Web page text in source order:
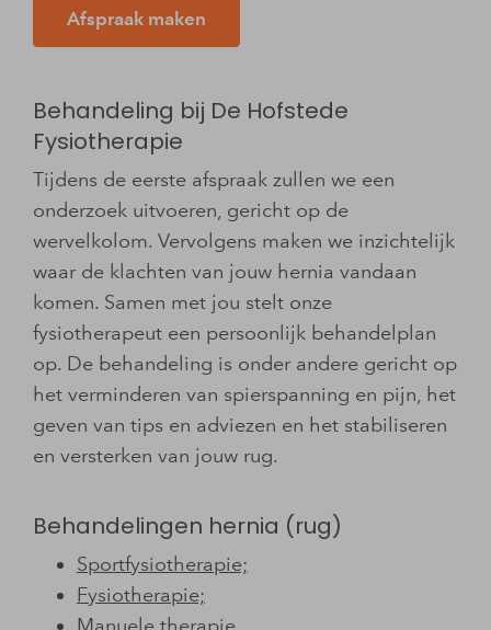
Afspraak maken
Behandeling bij De Hofstede
Fysiotherapie
Tijdens de eerste afspraak zullen we een
onderzoek uitvoeren, gericht op de
wervelkolom. Vervolgens maken we inzichtelijk
waar de klachten van jouw hernia vandaan
komen. Samen met jou stelt onze
fysiotherapeut een persoonlijk behandelplan
op. De behandeling is onder andere gericht op
het verminderen van spierspanning en pijn, het
geven van tips en adviezen en het stabiliseren
en versterken van jouw rug.
Behandelingen hernia (rug)
Sportfysiotherapie;
Fysiotherapie;